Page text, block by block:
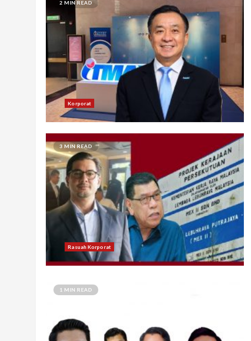
2 MIN READ
Korporat
3 MIN READ
Rasuah Korporat
1 MIN READ